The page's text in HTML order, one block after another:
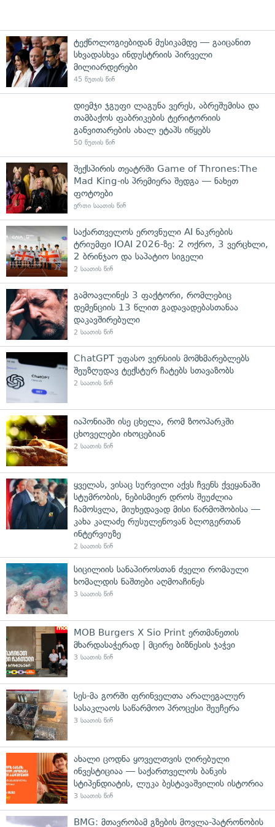
ტექნოლოგიებიდან მუსიკამდე — გაიცანით
სხვადასხვა ინდუსტრიის პირველი
მილიარდერები
45 წუთის წინ
დიემჯი ჯგუფი ლაგუნა ვერეს, აბრეშუმისა და
თამბაქოს ფაბრიკების ტერიტორიის
განვითარების ახალ ეტაპს იწყებს
50 წუთის წინ
შექსპირის თეატრში Game of Thrones:The
Mad King-ის პრემიერა შედგა — ნახეთ
ფოტოები
ერთი საათის წინ
საქართველოს ეროვნული AI ნაკრების
ტრიუმფი IOAI 2026-ზე: 2 ოქრო, 3 ვერცხლი,
2 ბრინჯაო და საპატიო სიგელი
2 საათის წინ
გამოავლინეს 3 ფაქტორი, რომლებიც
დემენციის 13 წლით გადავადებასთანაა
დაკავშირებული
2 საათის წინ
ChatGPT უფასო ვერსიის მომხმარებლებს
შეუზღუდავ ტექსტურ ჩატებს სთავაზობს
2 საათის წინ
იაპონიაში ისე ცხელა, რომ ზოოპარკში
ცხოველები იხოცებიან
2 საათის წინ
ყველას, ვისაც სურვილი აქვს ჩვენს ქვეყანაში
სტუმრობის, ნებისმიერ დროს შეუძლია
ჩამოსვლა, მიუხედავად მისი წარმოშობისა —
კახა კალაძე რუსულენოვან ბლოგერთან
ინტერვიუზე
2 საათის წინ
სიცილიის სანაპიროსთან ძველი რომაული
ხომალდის ნაშთები აღმოაჩინეს
3 საათის წინ
MOB Burgers X Sio Print ერთმანეთის
მხარდასაჭერად | მცირე ბიზნესის ჯაჭვი
3 საათის წინ
სეს-მა გორში ფრინველთა არალეგალურ
სასაკლაოს საწარმოო პროცესი შეუჩერა
3 საათის წინ
ახალი ცოდნა ყოველთვის ღირებული
ინვესტიციაა — საქართველოს ბანკის
სტიპენდიატის, ლუკა ბესტავაშვილის ისტორია
3 საათის წინ
BMG: მთავრობამ გზების მოვლა-პატრონობის